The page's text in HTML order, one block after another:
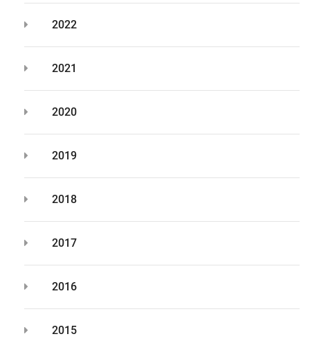
2022
2021
2020
2019
2018
2017
2016
2015